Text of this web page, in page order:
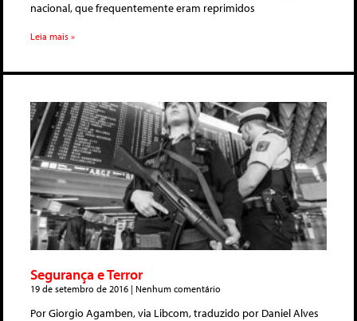
nacional, que frequentemente eram reprimidos
Leia mais »
Segurança e Terror
19 de setembro de 2016 Nenhum comentário
Por Giorgio Agamben, via Libcom, traduzido por Daniel Alves